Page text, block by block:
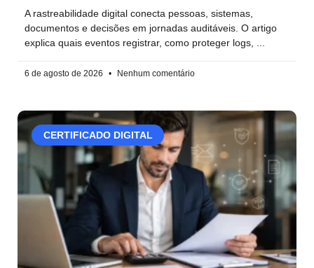
A rastreabilidade digital conecta pessoas, sistemas,
documentos e decisões em jornadas auditáveis. O artigo
explica quais eventos registrar, como proteger logs,
6 de agosto de 2026 Nenhum comentário
CERTIFICADO DIGITAL